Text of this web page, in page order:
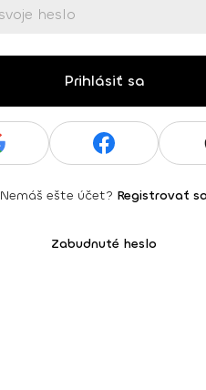
Prihlásiť sa
Nemáš ešte účet? Registrovať
Zabudnuté heslo